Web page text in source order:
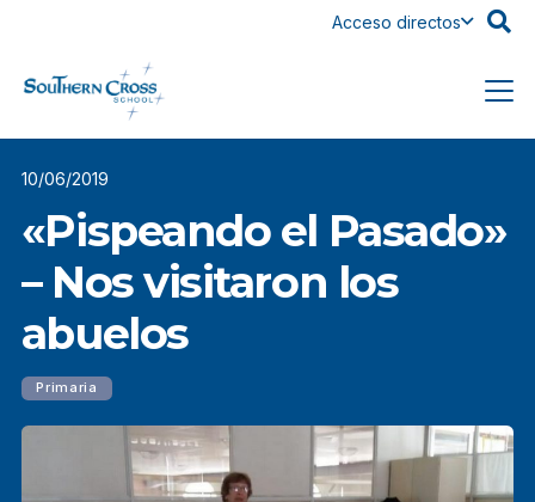
Acceso directos
10/06/2019
«Pispeando el Pasado»
– Nos visitaron los
abuelos
Primaria